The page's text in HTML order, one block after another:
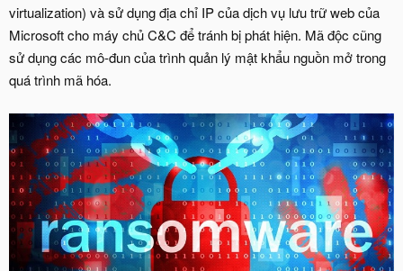
virtualization) và sử dụng địa chỉ IP của dịch vụ lưu trữ web của
Microsoft cho máy chủ C&C để tránh bị phát hiện. Mã độc cũng
sử dụng các mô-đun của trình quản lý mật khẩu nguồn mở trong
quá trình mã hóa.